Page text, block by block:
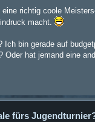
richtig coole
macht.
bin gerade auf
hat jemand eine
fürs